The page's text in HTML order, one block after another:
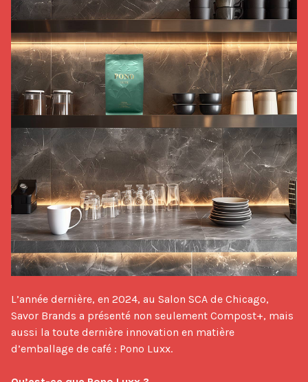
L’année dernière, en 2024, au Salon SCA de Chicago,
Savor Brands a présenté non seulement Compost+, mais
aussi la toute dernière innovation en matière
d’emballage de café : Pono Luxx.